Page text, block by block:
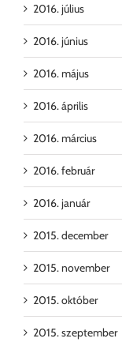
2016. július
2016. június
2016. május
2016. április
2016. március
2016. február
2016. január
2015. december
2015. november
2015. október
2015. szeptember